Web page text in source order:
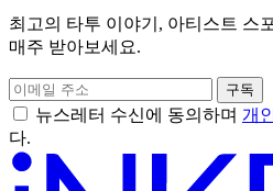
최고의 타투 이야기, 아티스트 스
매주 받아보세요.
구독
뉴스레터 수신에 동의하며 개
다.